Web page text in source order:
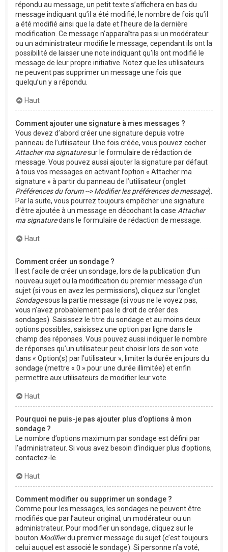
répondu au message, un petit texte s’affichera en bas du
message indiquant qu’il a été modifié, le nombre de fois qu’il
a été modifié ainsi que la date et l’heure de la dernière
modification. Ce message n’apparaîtra pas si un modérateur
ou un administrateur modifie le message, cependant ils ont la
possibilité de laisser une note indiquant qu’ils ont modifié le
message de leur propre initiative. Notez que les utilisateurs
ne peuvent pas supprimer un message une fois que
quelqu’un y a répondu.
Haut
Comment ajouter une signature à mes messages ?
Vous devez d’abord créer une signature depuis votre
panneau de l’utilisateur. Une fois créée, vous pouvez cocher
Attacher ma signaturesur le formulaire de rédaction de
message. Vous pouvez aussi ajouter la signature par défaut
à tous vos messages en activant l’option « Attacher ma
signature » à partir du panneau de l’utilisateur (onglet
Préférences du forum --> Modifier les préférences de message).
Par la suite, vous pourrez toujours empêcher une signature
d’être ajoutée à un message en décochant la case Attacher
ma signaturedans le formulaire de rédaction de message.
Haut
Comment créer un sondage ?
Il est facile de créer un sondage, lors de la publication d’un
nouveau sujet ou la modification du premier message d’un
sujet (si vous en avez les permissions), cliquez sur l’onglet
Sondagesous la partie message (si vous ne le voyez pas,
vous n’avez probablement pas le droit de créer des
sondages). Saisissez le titre du sondage et au moins deux
options possibles, saisissez une option par ligne dans le
champ des réponses. Vous pouvez aussi indiquer le nombre
de réponses qu’un utilisateur peut choisir lors de son vote
dans « Option(s) par l’utilisateur », limiter la durée en jours du
sondage (mettre « 0 » pour une durée illimitée) et enfin
permettre aux utilisateurs de modifier leur vote.
Haut
Pourquoi ne puis-je pas ajouter plus d’options à mon
sondage ?
Le nombre d’options maximum par sondage est défini par
l’administrateur. Si vous avez besoin d’indiquer plus d’options,
contactez-le.
Haut
Comment modifier ou supprimer un sondage ?
Comme pour les messages, les sondages ne peuvent être
modifiés que par l’auteur original, un modérateur ou un
administrateur. Pour modifier un sondage, cliquez sur le
bouton Modifierdu premier message du sujet (c’est toujours
celui auquel est associé le sondage). Si personne n’a voté,